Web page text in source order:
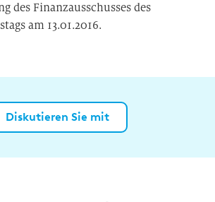
des Finanzausschusses des
am 13.01.2016.
Diskutieren Sie mit